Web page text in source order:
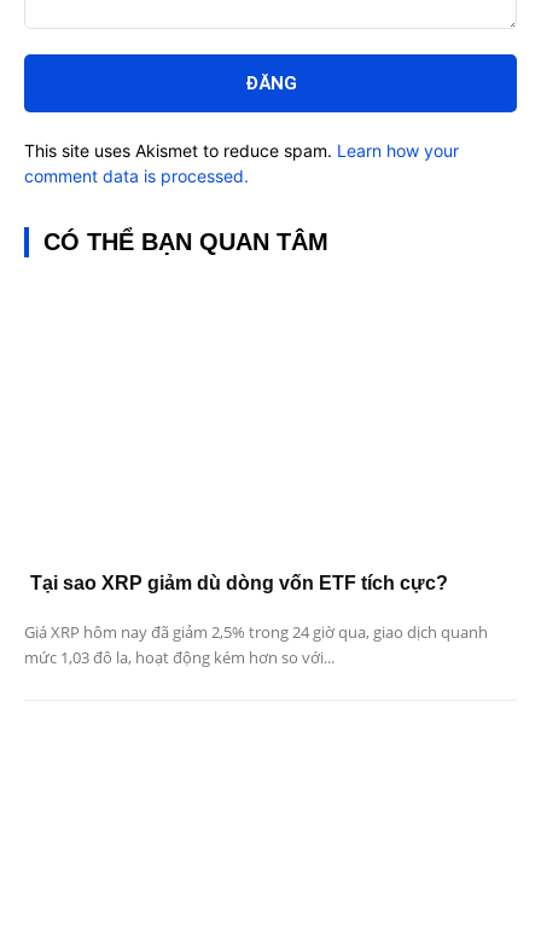
luận:
This site uses Akismet to reduce spam. Learn how your
comment data is processed.
CÓ THỂ BẠN QUAN TÂM
Tại sao XRP giảm dù dòng vốn ETF tích cực?
Giá XRP hôm nay đã giảm 2,5% trong 24 giờ qua, giao dịch quanh
mức 1,03 đô la, hoạt động kém hơn so với...